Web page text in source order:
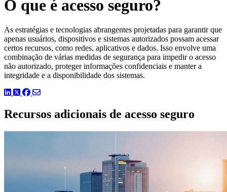
O que é acesso seguro?
As estratégias e tecnologias abrangentes projetadas para garantir que
apenas usuários, dispositivos e sistemas autorizados possam acessar
certos recursos, como redes, aplicativos e dados. Isso envolve uma
combinação de várias medidas de segurança para impedir o acesso
não autorizado, proteger informações confidenciais e manter a
integridade e a disponibilidade dos sistemas.
LinkedIn
TwitterFacebook
Recursos adicionais de acesso seguro